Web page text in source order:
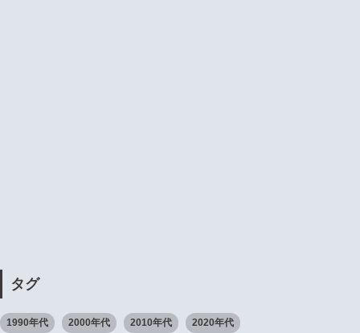
タグ
1990年代 2000年代 2010年代 2020年代